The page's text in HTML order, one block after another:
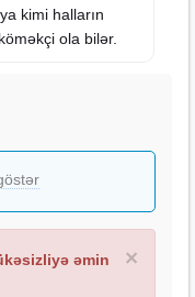
kimi halların
ola bilər.
×
əmin